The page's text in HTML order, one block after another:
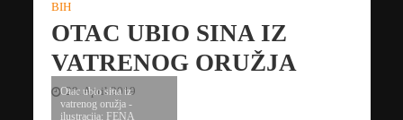
BIH
OTAC UBIO SINA IZ
VATRENOG ORUŽJA
29. April 2019
Otac ubio sina iz
vatrenog oružja -
ilustracija: FENA